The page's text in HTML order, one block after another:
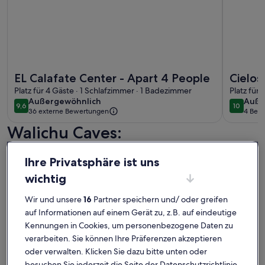
EL Calafate Center - Apart 4 People
Platz für 4 Gäste · 1 Schlafzimmer · 1 Badezimmer
9,69,6 von 10
Außergewöhnlich
außergewöhnlich
36 externe Bewertungen
Platz für
1010 von
4
(4
Walichu Caves:
Bewertung
Weitere Infos zu PACHAGONIA Loft: Urbano, con encanto
Ihre Privatsphäre ist uns
wichtig
Wir und unsere16 Partner speichern und/ oder greifen
auf Informationen auf einem Gerät zu, z.B. auf eindeutige
Kennungen in Cookies, um personenbezogene Daten zu
verarbeiten. Sie können Ihre Präferenzen akzeptieren
oder verwalten. Klicken Sie dazu bitte unten oder